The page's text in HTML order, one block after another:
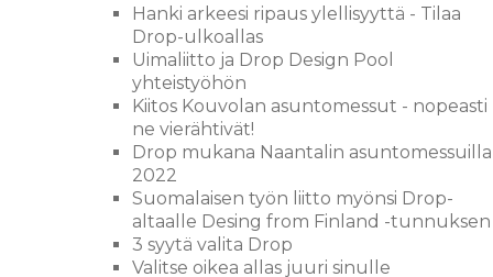
Hanki arkeesi ripaus ylellisyyttä - Tilaa
Drop-ulkoallas
Uimaliitto ja Drop Design Pool
yhteistyöhön
Kiitos Kouvolan asuntomessut - nopeasti
ne vierähtivät!
Drop mukana Naantalin asuntomessuilla
2022
Suomalaisen työn liitto myönsi Drop-
altaalle Desing from Finland -tunnuksen
3 syytä valita Drop
Valitse oikea allas juuri sinulle